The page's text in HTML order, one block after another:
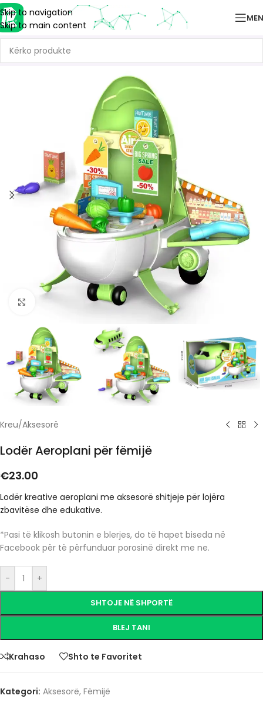
Skip to navigation
Skip to main content
Click to enlarge
Kreu/Aksesorë
Lodër Aeroplani për fëmijë
€23.00
Lodër kreative aeroplani me aksesorë shitjeje për lojëra
zbavitëse dhe edukative.
*Pasi të klikosh butonin e blerjes, do të hapet biseda në
Facebook për të përfunduar porosinë direkt me ne.
- +
SHTOJE NË SHPORTË
BLEJ TANI
Krahaso Shto te Favoritet
Kategori: Aksesorë, Fëmijë